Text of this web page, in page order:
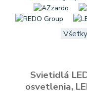
Svietidlá
osvetlenia,